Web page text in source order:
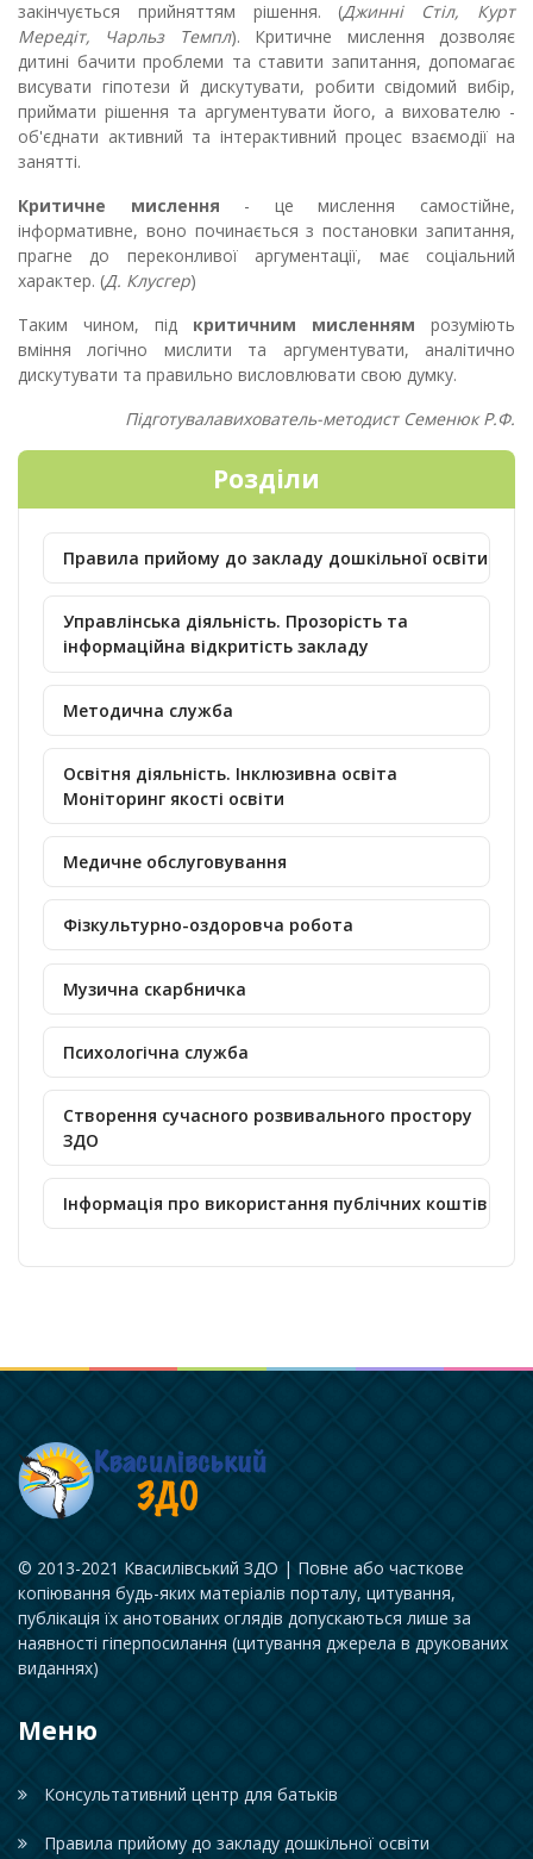
закінчується прийняттям рішення. (Джинні Стіл, Курт
Мередіт, Чарльз Темпл). Критичне мислення дозволяє
дитині бачити проблеми та ставити запитання, допомагає
висувати гіпотези й дискутувати, робити свідомий вибір,
приймати рішення та аргументувати його, а вихователю -
об'єднати активний та інтерактивний процес взаємодії на
занятті.
Критичне мислення - це мислення самостійне,
інформативне, воно починається з постановки запитання,
прагне до переконливої аргументації, має соціальний
характер. (Д. Клусгер)
Таким чином, під критичним мисленням розуміють
вміння логічно мислити та аргументувати, аналітично
дискутувати та правильно висловлювати свою думку.
Підготувалавихователь-методист Семенюк Р.Ф.
Розділи
Правила прийому до закладу дошкільної освіти
Управлінська діяльність. Прозорість та
інформаційна відкритість закладу
Методична служба
Освітня діяльність. Інклюзивна освіта
Моніторинг якості освіти
Медичне обслуговування
Фізкультурно-оздоровча робота
Музична скарбничка
Психологічна служба
Створення сучасного розвивального простору
ЗДО
Інформація про використання публічних коштів
© 2013-2021 Квасилівський ЗДО | Повне або часткове
копіювання будь-яких матеріалів порталу, цитування,
публікація їх анотованих оглядів допускаються лише за
наявності гіперпосилання (цитування джерела в друкованих
виданнях)
Меню
Консультативний центр для батьків
Правила прийому до закладу дошкільної освіти